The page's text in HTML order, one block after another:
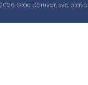
Grad Daruvar, sva